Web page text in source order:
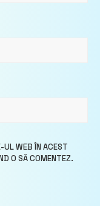
UL WEB ÎN ACEST
O SĂ COMENTEZ.